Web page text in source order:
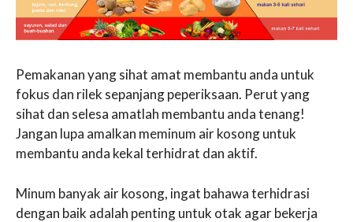
Pemakanan yang sihat amat membantu anda untuk
fokus dan rilek sepanjang peperiksaan. Perut yang
sihat dan selesa amatlah membantu anda tenang!
Jangan lupa amalkan meminum air kosong untuk
membantu anda kekal terhidrat dan aktif.
Minum banyak air kosong, ingat bahawa terhidrasi
dengan baik adalah penting untuk otak agar bekerja